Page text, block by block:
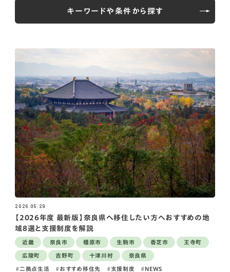
キーワードや条件から探す
2026.05.29
【2026年度 最新版】奈良県へ移住したい方へおすすめの地
域8選と支援制度を解説
近畿 奈良市 橿原市 生駒市 香芝市 王寺町
広陵町 吉野町 十津川村 奈良県
二拠点生活 おすすめ移住先 支援制度 NEWS